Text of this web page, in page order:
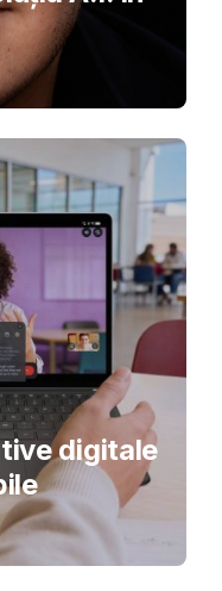
digitale